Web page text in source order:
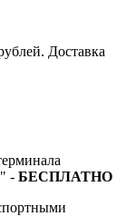
Доставка
- БЕСПЛАТНО